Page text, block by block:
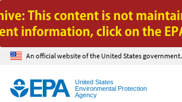
Jump to main content
An official website of the United States government.
United States
Environmental Protection
Agency